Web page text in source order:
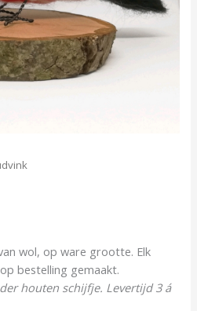
wol, op ware grootte. Elk
bestelling gemaakt.
houten schijfje. Levertijd 3 á